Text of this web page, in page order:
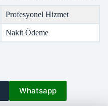
Profesyonel Hizmet
Nakit Ödeme
Whatsapp